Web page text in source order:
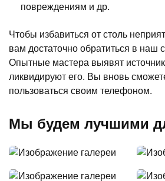
повреждениям и др.
Чтобы избавиться от столь
вам достаточно обратиться в наш
Опытные мастера выявят
ликвидируют его. Вы вновь
пользоваться своим телефоном.
Мы будем лучшими